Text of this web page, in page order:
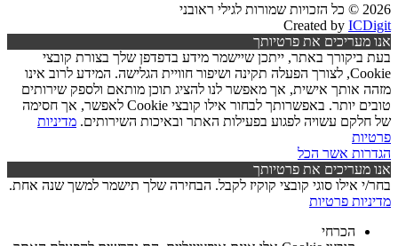
2026 © כל הזכויות שמורות לגילי ראובני
Created by ICDigit
אנו מעריכים את פרטיותך
בעת ביקורך באתר, ייתכן שיישמר מידע בדפדפן שלך בצורת קובצי
Cookie, לצורך הפעלה תקינה ושיפור חוויית הגלישה. המידע לרוב אינו
מזהה אותך אישית, אך מאפשר לנו להציג תוכן מותאם ולספק שירותים
טובים יותר. באפשרותך לבחור אילו קובצי Cookie לאפשר, אך חסימה
של חלקם עשויה לפגוע בפעילות האתר ובאיכות השירותים. מדיניות
פרטיות
הגדרות אשר הכל
אנו מעריכים את פרטיותך
בחר/י אילו סוגי קובצי קוקיז לקבל. הבחירה שלך תישמר למשך שנה אחת.
מדיניות פרטיות
הכרחי